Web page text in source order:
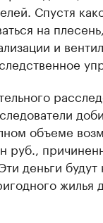
Спустя
на
и
объеме
руб.,
деньги
жилья